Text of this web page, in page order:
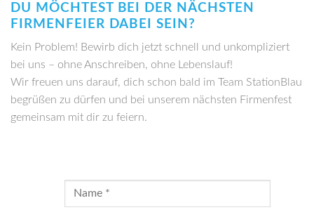
DU MÖCHTEST BEI DER NÄCHSTEN
FIRMENFEIER DABEI SEIN?
Kein Problem! Bewirb dich jetzt schnell und unkompliziert
bei uns – ohne Anschreiben, ohne Lebenslauf!
Wir freuen uns darauf, dich schon bald im Team StationBlau
begrüßen zu dürfen und bei unserem nächsten Firmenfest
gemeinsam mit dir zu feiern.